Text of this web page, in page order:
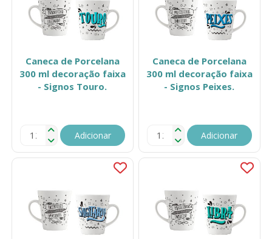
Caneca de Porcelana
300 ml decoração faixa
- Signos Touro.
Adicionar
Caneca de Porcelana
300 ml decoração faixa
- Signos Peixes.
Adicionar